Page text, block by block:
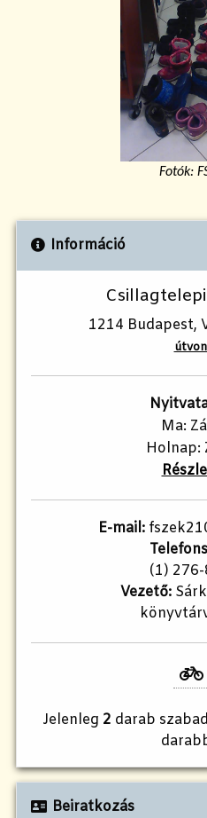
Fotók:
Információ
1214 Budapest,
Ma:
Holnap:
E-mail:
(1)
Vezető:
Jelenleg 2 darab
Beiratkozás